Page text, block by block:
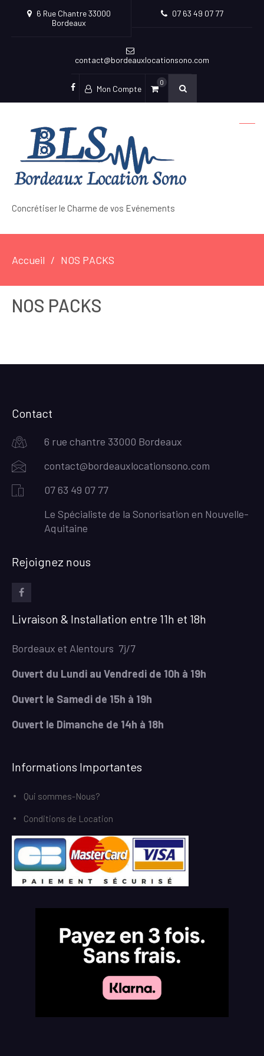
6 Rue Chantre 33000
Bordeaux
07 63 49 07 77
contact@bordeauxlocationsono.com
facebook
Mon Compte
0
Concrétiser le Charme de vos Evénements
Accueil NOS PACKS
NOS PACKS
Contact
6 rue chantre 33000 Bordeaux
contact@bordeauxlocationsono.com
07 63 49 07 77
Le Spécialiste de la Sonorisation en Nouvelle-
Aquitaine
Rejoignez nous
Livraison & Installation entre 11h et 18h
Bordeaux et Alentours 7j/7
Ouvert du Lundi au Vendredi de 10h à 19h
Ouvert le Samedi de 15h à 19h
Ouvert le Dimanche de 14h à 18h
Informations Importantes
Qui sommes-Nous?
Conditions de Location